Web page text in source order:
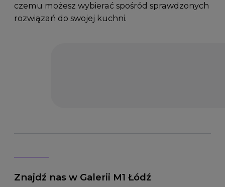
czemu możesz wybierać spośród sprawdzonych
rozwiązań do swojej kuchni.
Znajdź nas w Galerii M1 Łódź